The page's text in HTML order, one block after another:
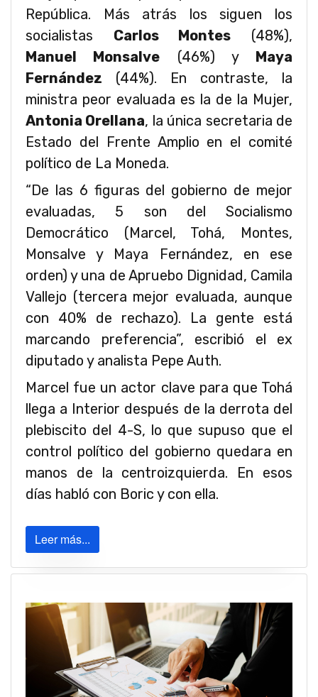
República. Más atrás los siguen los
socialistas Carlos Montes (48%),
Manuel Monsalve (46%) y Maya
Fernández (44%). En contraste, la
ministra peor evaluada es la de la Mujer,
Antonia Orellana, la única secretaria de
Estado del Frente Amplio en el comité
político de La Moneda.
“De las 6 figuras del gobierno de mejor
evaluadas, 5 son del Socialismo
Democrático (Marcel, Tohá, Montes,
Monsalve y Maya Fernández, en ese
orden) y una de Apruebo Dignidad, Camila
Vallejo (tercera mejor evaluada, aunque
con 40% de rechazo). La gente está
marcando preferencia”, escribió el ex
diputado y analista Pepe Auth.
Marcel fue un actor clave para que Tohá
llega a Interior después de la derrota del
plebiscito del 4-S, lo que supuso que el
control político del gobierno quedara en
manos de la centroizquierda. En esos
días habló con Boric y con ella.
Leer más...